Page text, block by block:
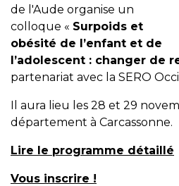
de l'Aude organise un
colloque « Surpoids et
obésité de l’enfant et de
l’adolescent : changer de
partenariat avec la SERO
Il aura lieu les 28 et 29
département à Carcassonne.
Lire le programme détaillé
Vous inscrire !